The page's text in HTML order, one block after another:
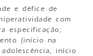
e défice de
com
especificação;
(início na
início